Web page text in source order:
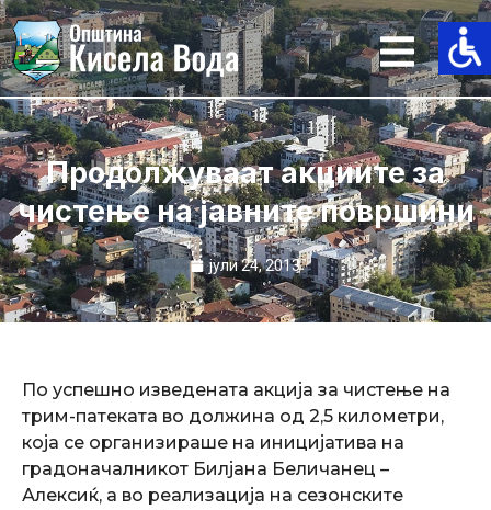
Skip
to
content
Продолжуваат акциите за
чистење на јавните површини
јули 24, 2013
По успешно изведената акција за чистење на
трим-патеката во должина од 2,5 километри,
која се организираше на иницијатива на
градоначалникот Билјана Беличанец –
Алексиќ, а во реализација на сезонските